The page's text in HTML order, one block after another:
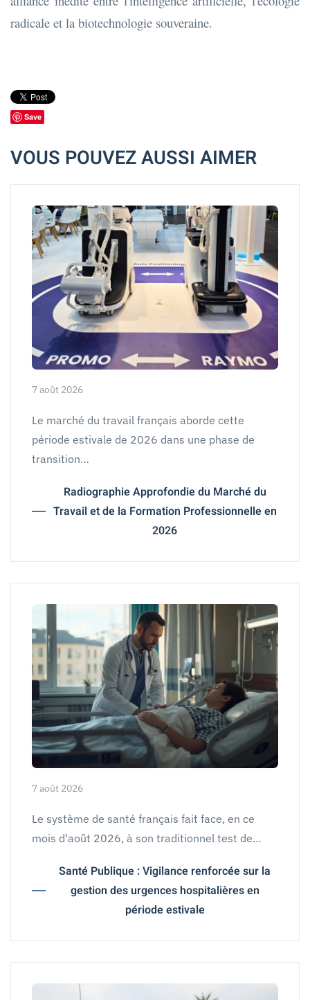
radicale et la biotechnologie souveraine.
Save
VOUS POUVEZ AUSSI AIMER
7 août 2026
Le marché du travail français aborde cette
période estivale de 2026 dans une phase de
transition…
Radiographie Approfondie du Marché du
Travail et de la Formation Professionnelle en
2026
7 août 2026
Le système de santé français fait face, en ce
mois d'août 2026, à son traditionnel test de…
Santé Publique : Vigilance renforcée sur la
gestion des urgences hospitalières en
période estivale